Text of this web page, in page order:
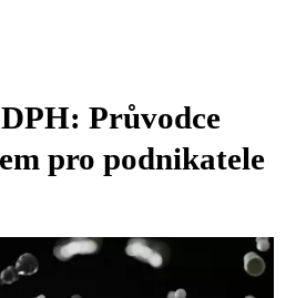
Průvodce
pro podnikatele